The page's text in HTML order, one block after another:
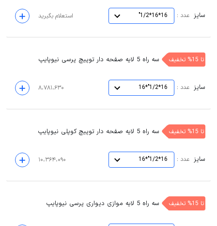
سایز عدد :
16*16*1/2" استعلام بگیرید
تا 15% تخفیف سه راه 5 لایه صفحه دار توپیچ پرسی نیوپایپ
سایز عدد :
16*1/2"*16 ۸،۷۸۱،۶۳۰
تا 15% تخفیف سه راه 5 لایه صفحه دار توپیچ کوپلی نیوپایپ
سایز عدد :
16*1/2"*16 ۱۰،۳۶۴،۰۹۰
تا 15% تخفیف سه راه 5 لایه موازی دیواری پرسی نیوپایپ